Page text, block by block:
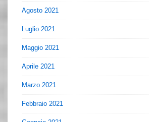
Agosto 2021
Luglio 2021
Maggio 2021
Aprile 2021
Marzo 2021
Febbraio 2021